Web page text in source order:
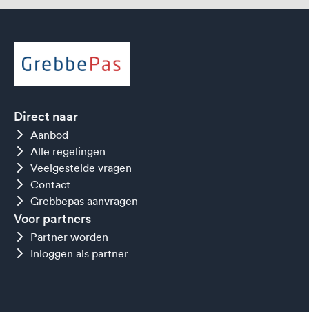
Direct naar
Aanbod
Alle regelingen
Veelgestelde vragen
Contact
Grebbepas aanvragen
Voor partners
Partner worden
Inloggen als partner